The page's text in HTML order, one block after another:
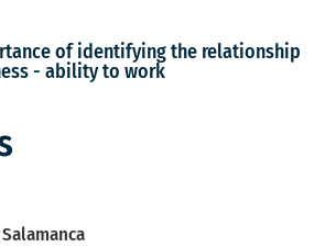
of identifying the relationship
- ability to work